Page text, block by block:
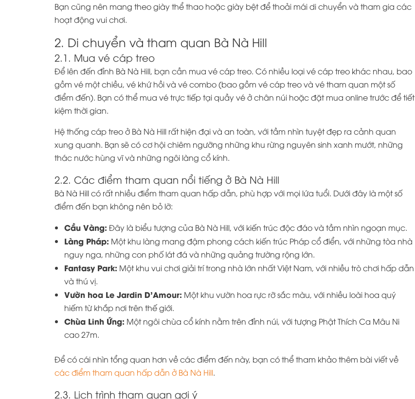
Bạn cũng nên mang theo giày thể thao hoặc giày bệt để thoải mái di chuyển và tham gia các
hoạt động vui chơi.
2. Di chuyển và tham quan Bà Nà Hill
2.1. Mua vé cáp treo
Để lên đến đỉnh Bà Nà Hill, bạn cần mua vé cáp treo. Có nhiều loại vé cáp treo khác nhau, bao
gồm vé một chiều, vé khứ hồi và vé combo (bao gồm vé cáp treo và vé tham quan một số
điểm đến). Bạn có thể mua vé trực tiếp tại quầy vé ở chân núi hoặc đặt mua online trước để tiết
kiệm thời gian.
Hệ thống cáp treo ở Bà Nà Hill rất hiện đại và an toàn, với tầm nhìn tuyệt đẹp ra cảnh quan
xung quanh. Bạn sẽ có cơ hội chiêm ngưỡng những khu rừng nguyên sinh xanh mướt, những
thác nước hùng vĩ và những ngôi làng cổ kính.
2.2. Các điểm tham quan nổi tiếng ở Bà Nà Hill
Bà Nà Hill có rất nhiều điểm tham quan hấp dẫn, phù hợp với mọi lứa tuổi. Dưới đây là một số
điểm đến bạn không nên bỏ lỡ:
Cầu Vàng: Đây là biểu tượng của Bà Nà Hill, với kiến trúc độc đáo và tầm nhìn ngoạn mục.
Làng Pháp: Một khu làng mang đậm phong cách kiến trúc Pháp cổ điển, với những tòa nhà
nguy nga, những con phố lát đá và những quảng trường rộng lớn.
Fantasy Park: Một khu vui chơi giải trí trong nhà lớn nhất Việt Nam, với nhiều trò chơi hấp dẫn
và thú vị.
Vườn hoa Le Jardin D’Amour: Một khu vườn hoa rực rỡ sắc màu, với nhiều loài hoa quý
hiếm từ khắp nơi trên thế giới.
Chùa Linh Ứng: Một ngôi chùa cổ kính nằm trên đỉnh núi, với tượng Phật Thích Ca Mâu Ni
cao 27m.
Để có cái nhìn tổng quan hơn về các điểm đến này, bạn có thể tham khảo thêm bài viết về
các điểm tham quan hấp dẫn ở Bà Nà Hill.
2.3. Lịch trình tham quan gợi ý